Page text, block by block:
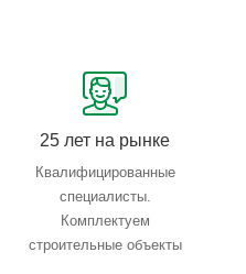
погрузка, выезд
25 лет на рынке
Квалифицированные
специалисты.
Комплектуем
строительные объекты